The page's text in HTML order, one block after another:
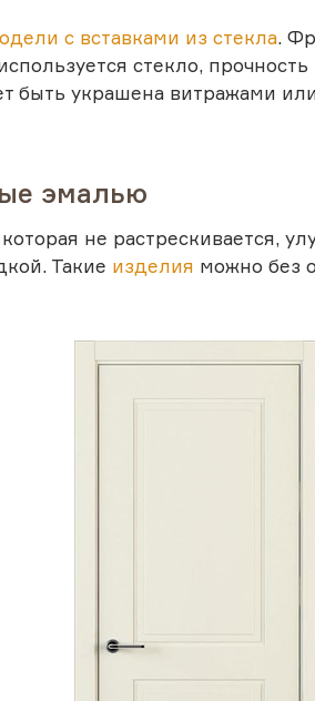
с вставками из стекла.
стекло,
быть украшена витражами
эмалью
не растрескивается,
Такие изделия можно без